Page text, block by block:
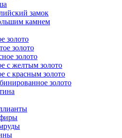
замок
камнем
золото
золото
золото
с желтым золото
с красным золото
золото